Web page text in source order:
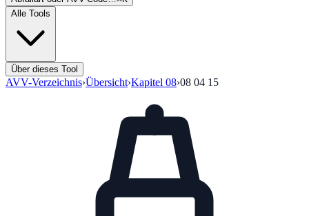
Alle Tools
Über dieses Tool
AVV-Verzeichnis›Übersicht›Kapitel 08›08 04 15